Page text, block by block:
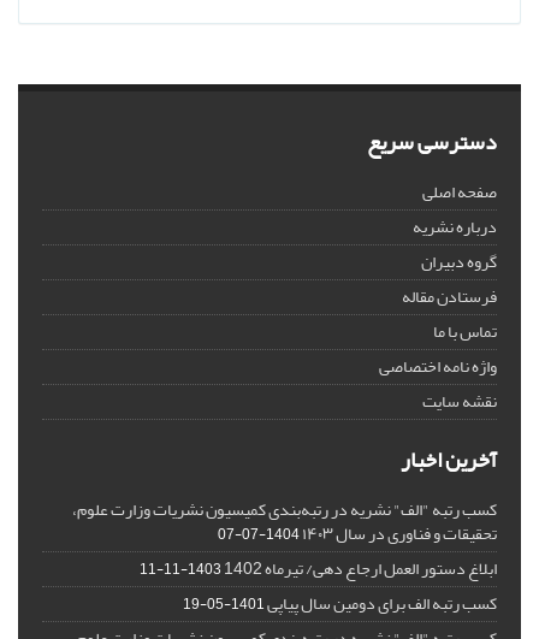
دسترسی سریع
صفحه اصلی
درباره نشریه
گروه دبیران
فرستادن مقاله
تماس با ما
واژه نامه اختصاصی
نقشه سایت
آخرین اخبار
کسب رتبه "الف" نشریه در رتبه‌بندی کمیسیون نشریات وزارت علوم،
تحقیقات و فناوری در سال ۱۴۰۳ 1404-07-07
ابلاغ دستور العمل ارجاع دهی/ تیرماه 1402 1403-11-11
کسب رتبه الف برای دومین سال پیاپی1401-05-19